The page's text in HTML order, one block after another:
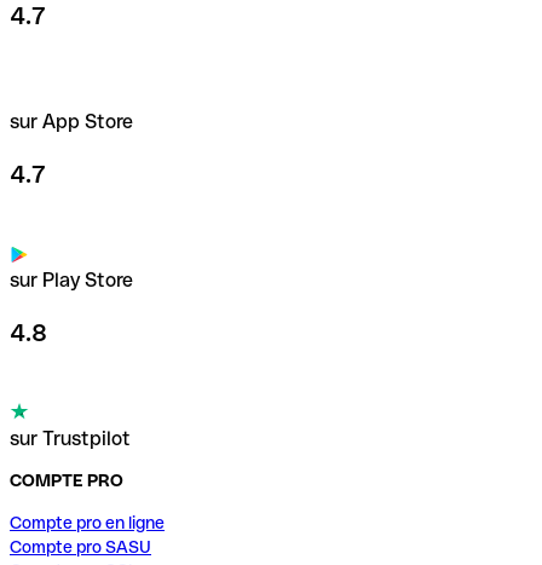
4.7
sur App Store
4.7
sur Play Store
4.8
sur Trustpilot
COMPTE PRO
Compte pro en ligne
Compte pro SASU